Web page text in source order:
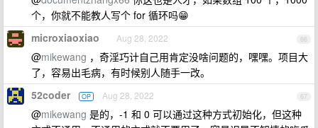
个，你就不能教人写个 for 循环吗😁
66
microxiaoxiao Aug 28, 2022
@mikewang ，奇淫巧计自己用肯定没啥问题的，嘿嘿。项目大
了，容易出毛病，有时候别人随手一改。
67
52coder OP Aug 28, 2022
@mikewang 是的，-1 和 0 可以通过这种方式初始化，但这种